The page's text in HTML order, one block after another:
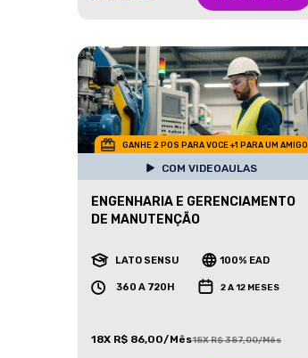
GANHE 2 POS PARA VOCE +1 PARA UM AMIGO
COM VIDEOAULAS
ENGENHARIA E GERENCIAMENTO
DE MANUTENÇÃO
LATO SENSU 100% EAD
360 A 720H 2 A 12 MESES
18X R$ 86,00/Mês18X R$ 387,00/Mês